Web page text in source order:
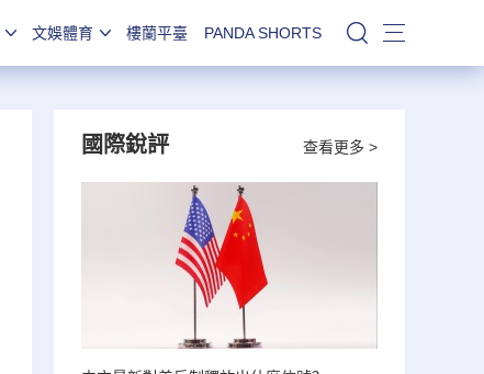
文娛體育 樓蘭平臺 PANDA SHORTS 站內搜索
查看更多 >
國際銳評